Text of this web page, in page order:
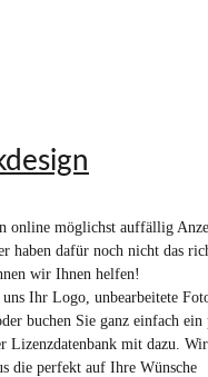
online möglichst auffällig
haben dafür noch nicht das
wir Ihnen helfen!
uns Ihr Logo, unbearbeitete
buchen Sie ganz einfach ein
Lizenzdatenbank mit dazu.
die perfekt auf Ihre Wünsche